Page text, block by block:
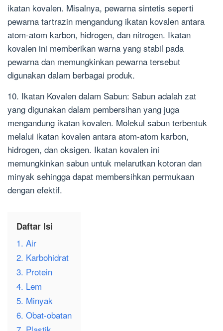
ikatan kovalen. Misalnya, pewarna sintetis seperti
pewarna tartrazin mengandung ikatan kovalen antara
atom-atom karbon, hidrogen, dan nitrogen. Ikatan
kovalen ini memberikan warna yang stabil pada
pewarna dan memungkinkan pewarna tersebut
digunakan dalam berbagai produk.
10. Ikatan Kovalen dalam Sabun: Sabun adalah zat
yang digunakan dalam pembersihan yang juga
mengandung ikatan kovalen. Molekul sabun terbentuk
melalui ikatan kovalen antara atom-atom karbon,
hidrogen, dan oksigen. Ikatan kovalen ini
memungkinkan sabun untuk melarutkan kotoran dan
minyak sehingga dapat membersihkan permukaan
dengan efektif.
Daftar Isi
1. Air
2. Karbohidrat
3. Protein
4. Lem
5. Minyak
6. Obat-obatan